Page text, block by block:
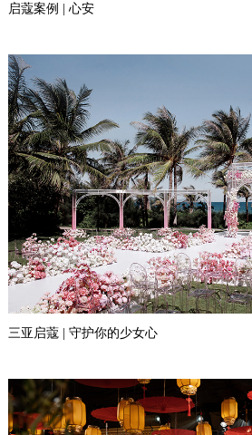
启蔻案例 | 心安
三亚启蔻 | 守护你的少女心